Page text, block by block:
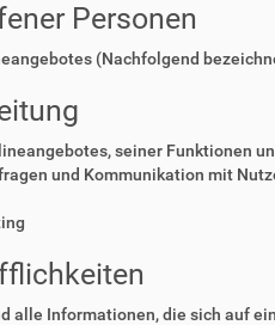
Personen
(Nachfolgend
seiner Funktionen
und Kommunikation mit
alle Informationen, die sich auf